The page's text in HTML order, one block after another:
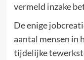
vermeld inzake
De enige
aantal mensen in
tijdelijke